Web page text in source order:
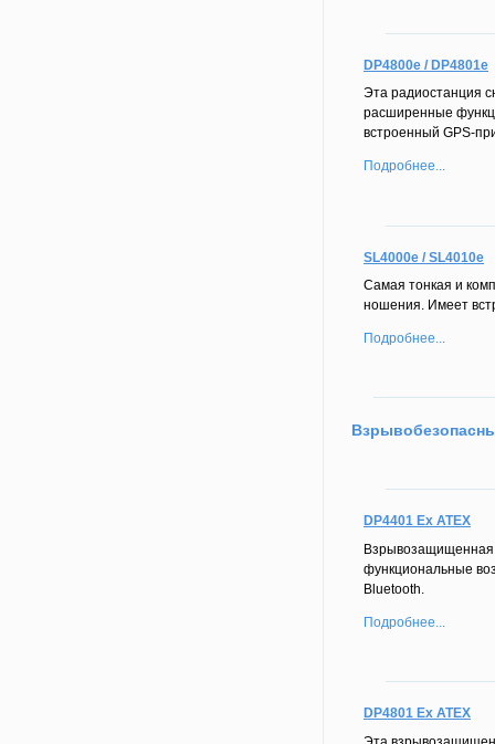
DP4800e / DP4801e
Эта радиостанция
расширенные
встроенный GPS-
Подробнее...
SL4000e / SL4010e
Самая тонкая и
ношения. Имеет
Подробнее...
DP4401 Ex ATEX
Взрывозащищенная
функциональные
Bluetooth.
Подробнее...
DP4801 Ex ATEX